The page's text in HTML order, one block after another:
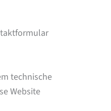
technische
Website